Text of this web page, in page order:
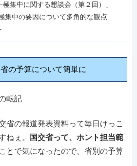
極集中に関する懇談会（第２回）」
集中の要因について多角的な観点
の予算について簡単に
転記
省の報道発表資料って毎日けっこ
ねぇ。
国交省って、ホント担当範
とで気になったので、省別の予算